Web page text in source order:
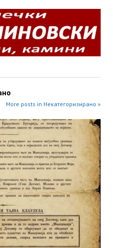
More posts in Некатегоризирано »